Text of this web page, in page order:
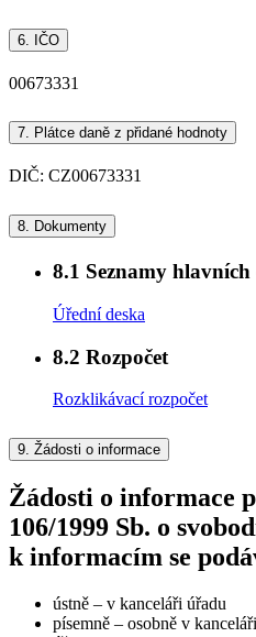
6. IČO
00673331
7. Plátce daně z přidané hodnoty
DIČ: CZ00673331
8. Dokumenty
8.1 Seznamy
Úřední deska
8.2 Rozpočet
Rozklikávací rozpočet
9. Žádosti o informace
Žádosti o informace
106/1999 Sb. o
k informacím se
ústně – v kanceláři úřadu
písemně – osobně v